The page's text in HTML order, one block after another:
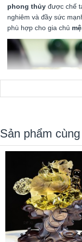
phong thủy được chế
nghiêm và đầy sức
phù hợp cho gia chủ
Sản phẩm